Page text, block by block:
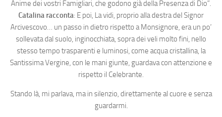
Anime dei vostri Famigliari, che godono già della Presenza di Dio”.
Catalina racconta: E poi, La vidi, proprio alla destra del Signor
Arcivescovo… un passo in dietro rispetto a Monsignore, era un po’
sollevata dal suolo, inginocchiata, sopra dei veli molto fini, nello
stesso tempo trasparenti e luminosi, come acqua cristallina, la
Santissima Vergine, con le mani giunte, guardava con attenzione e
rispetto il Celebrante.
Stando là, mi parlava, ma in silenzio, direttamente al cuore e senza
guardarmi.